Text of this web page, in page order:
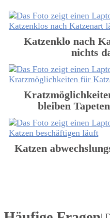
Katzenklo nach
nichts
bleiben
Katzen